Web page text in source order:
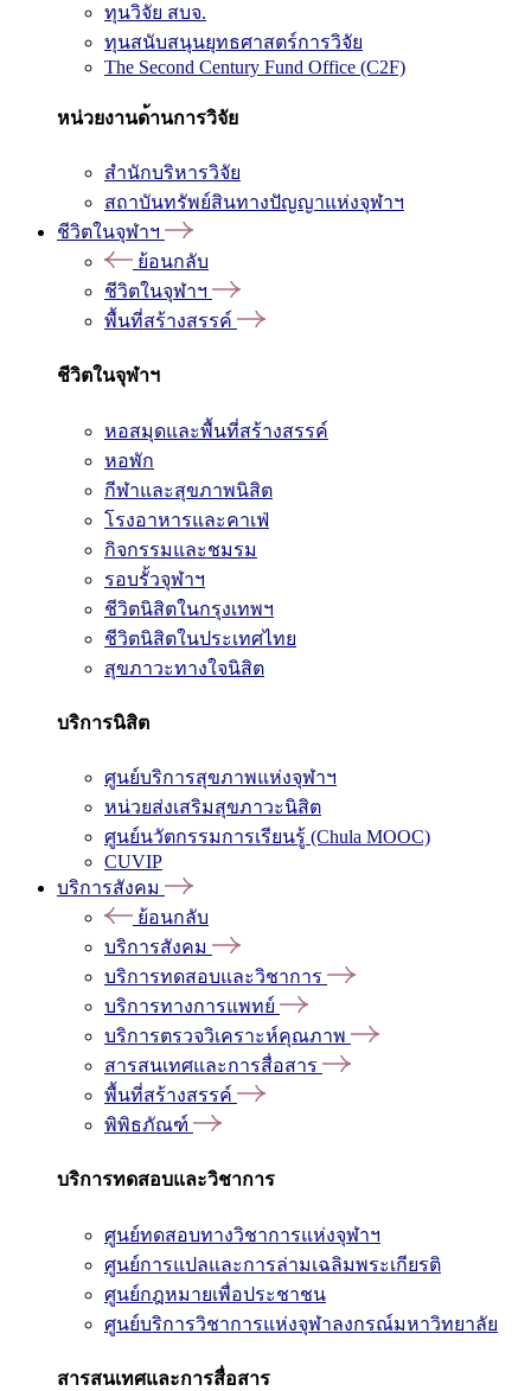
ทุนวิจัย สบจ.
ทุนสนับสนุนยุทธศาสตร์การวิจัย
The Second Century Fund Office (C2F)
หน่วยงานด้านการวิจัย
สำนักบริหารวิจัย
สถาบันทรัพย์สินทางปัญญาแห่งจุฬาฯ
ชีวิตในจุฬาฯ
ย้อนกลับ
ชีวิตในจุฬาฯ
พื้นที่สร้างสรรค์
ชีวิตในจุฬาฯ
หอสมุดและพื้นที่สร้างสรรค์
หอพัก
กีฬาและสุขภาพนิสิต
โรงอาหารและคาเฟ่
กิจกรรมและชมรม
รอบรั้วจุฬาฯ
ชีวิตนิสิตในกรุงเทพฯ
ชีวิตนิสิตในประเทศไทย
สุขภาวะทางใจนิสิต
บริการนิสิต
ศูนย์บริการสุขภาพแห่งจุฬาฯ
หน่วยส่งเสริมสุขภาวะนิสิต
ศูนย์นวัตกรรมการเรียนรู้ (Chula MOOC)
CUVIP
บริการสังคม
ย้อนกลับ
บริการสังคม
บริการทดสอบและวิชาการ
บริการทางการแพทย์
บริการตรวจวิเคราะห์คุณภาพ
สารสนเทศและการสื่อสาร
พื้นที่สร้างสรรค์
พิพิธภัณฑ์
บริการทดสอบและวิชาการ
ศูนย์ทดสอบทางวิชาการแห่งจุฬาฯ
ศูนย์การแปลและการล่ามเฉลิมพระเกียรติ
ศูนย์กฎหมายเพื่อประชาชน
ศูนย์บริการวิชาการแห่งจุฬาลงกรณ์มหาวิทยาลัย
สารสนเทศและการสื่อสาร